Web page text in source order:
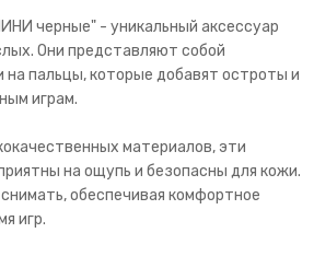
черные" - уникальный аксессуар
Они представляют собой
на пальцы, которые добавят остроты и
играм.
материалов, эти
на ощупь и безопасны для кожи.
обеспечивая комфортное
игр.